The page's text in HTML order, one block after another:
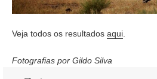
Veja todos os resultados aqui
Fotografias por Gildo Silva